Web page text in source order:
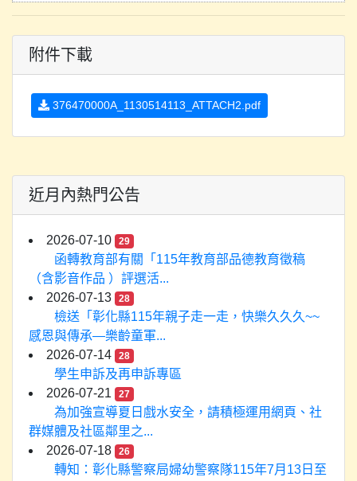
附件下載
376470000A_1130514113_ATTACH2.pdf
近月內熱門公告
2026-07-10 29
函轉教育部有關「115年教育部品德教育徵稿
（含影音作品 ）評選活...
2026-07-13
28
檢送「彰化縣115年親子走一走，快樂久久久~~
感恩與傳承—樂齡童軍...
2026-07-14
28
學生申訴及再申訴專區
2026-07-21
27
為加強宣導夏日戲水安全，請積極運用網頁、社
群媒體及社區鄰里之...
2026-07-18
26
轉知：彰化縣警察局婦幼警察隊115年7月13日至